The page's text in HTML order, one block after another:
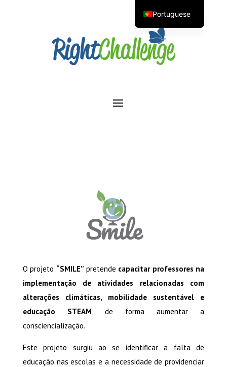
O projeto “SMILE” pretende capacitar professores na
implementação de atividades relacionadas com
alterações climáticas, mobilidade sustentável e
educação STEAM , de forma aumentar a
consciencialização.
Este projeto surgiu ao se identificar a falta de
educação nas escolas e a necessidade de providenciar
Portuguese
English